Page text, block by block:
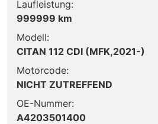
Laufleistung:
999999 km
Modell:
CITAN 112 CDI (MFK,2021-)
Motorcode:
NICHT ZUTREFFEND
OE-Nummer:
A4203501400